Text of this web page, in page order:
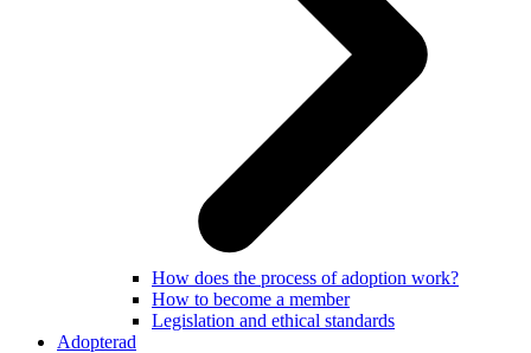
How does the process of adoption work?
How to become a member
Legislation and ethical standards
Adopterad